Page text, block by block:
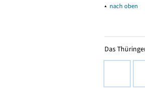
▴ nach oben
Das